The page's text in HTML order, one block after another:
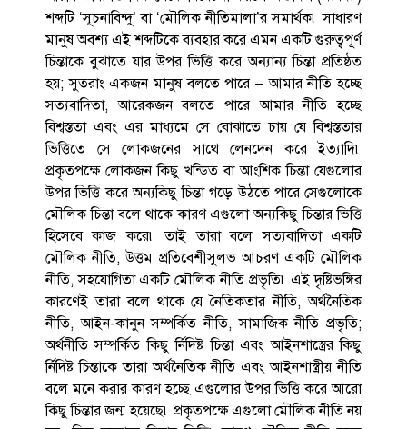
শব্দটি ‘সূচনাবিন্দু’ বা ‘মৌলিক নীতিমালা’র সমার্থক৷ সাধারণ
মানুষ অবশ্য এই শব্দটিকে ব্যবহার করে এমন একটি গুরুত্বপূর্ণ
চিন্তাকে বুঝাতে যার উপর ভিত্তি করে অন্যান্য চিন্তা প্রতিষ্ঠত
হয়; সুতরাং একজন মানুষ বলতে পারে – আমার নীতি হচ্ছে
সত্যবাদিতা, আরেকজন বলতে পারে আমার নীতি হচ্ছে
বিশ্বস্ততা এবং এর মাধ্যমে সে বোঝাতে চায় যে বিশ্বস্ততার
ভিত্তিতে সে লোকজনের সাথে লেনদেন করে ইত্যাদি৷
প্রকৃতপক্ষে লোকজন কিছু খন্ডিত বা আংশিক চিন্তা যেগুলোর
উপর ভিত্তি করে অন্যকিছু চিন্তা গড়ে উঠতে পারে সেগুলোকে
মৌলিক চিন্তা বলে থাকে কারণ এগুলো অন্যকিছু চিন্তার ভিত্তি
হিসেবে কাজ করে৷ তাই তারা বলে সত্যবাদিতা একটি
মৌলিক নীতি, উত্তম প্রতিবেশীসুলভ আচরণ একটি মৌলিক
নীতি, সহযোগিতা একটি মৌলিক নীতি প্রভৃতি৷ এই দৃষ্টিভঙ্গির
কারণেই তারা বলে থাকে যে নৈতিকতার নীতি, অর্থনৈতিক
নীতি, আইন-কানুন সম্পর্কিত নীতি, সামাজিক নীতি প্রভৃতি;
অর্থনীতি সম্পর্কিত কিছু র্নিদিষ্ট চিন্তা এবং আইনশাস্ত্রের কিছু
র্নিদিষ্ট চিন্তাকে তারা অর্থনৈতিক নীতি এবং আইনশাস্ত্রীয় নীতি
বলে মনে করার কারণ হচ্ছে এগুলোর উপর ভিত্তি করে আরো
কিছু চিন্তার জন্ম হয়েছে৷ প্রকৃতপক্ষে এগুলো মৌলিক নীতি নয়